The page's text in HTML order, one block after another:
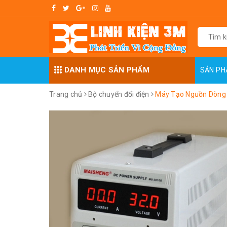
DANH MỤC SẢN PHẨM SẢN
Trang chủ Bộ chuyển đổi điện Máy Tạo Nguồn